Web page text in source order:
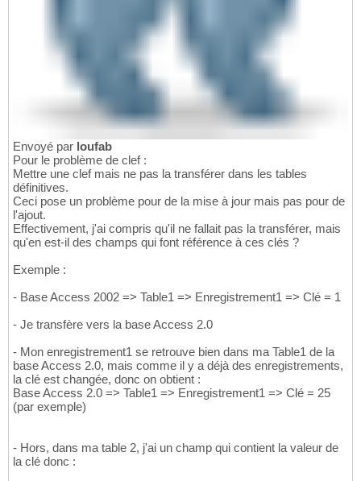
Envoyé par loufab
Pour le problème de clef :
Mettre une clef mais ne pas la transférer dans les tables
définitives.
Ceci pose un problème pour de la mise à jour mais pas pour de
l'ajout.
Effectivement, j'ai compris qu'il ne fallait pas la transférer, mais
qu'en est-il des champs qui font référence à ces clés ?
Exemple :
- Base Access 2002 => Table1 => Enregistrement1 => Clé = 1
- Je transfère vers la base Access 2.0
- Mon enregistrement1 se retrouve bien dans ma Table1 de la
base Access 2.0, mais comme il y a déjà des enregistrements,
la clé est changée, donc on obtient :
Base Access 2.0 => Table1 => Enregistrement1 => Clé = 25
(par exemple)
- Hors, dans ma table 2, j'ai un champ qui contient la valeur de
la clé donc :